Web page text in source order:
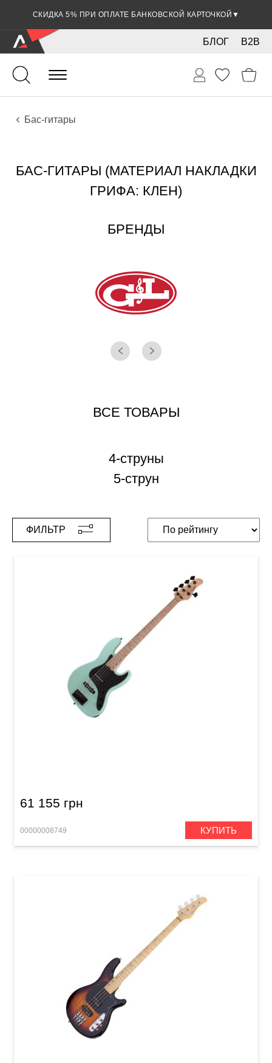
СКИДКА 5% ПРИ ОПЛАТЕ БАНКОВСКОЙ КАРТОЧКОЙ ▼
B2B
БЛОГ
Гитары
Электро инструменты
Инструменты
Бас-гитары
БАС-ГИТАРЫ (МАТЕРИАЛ НАКЛАДКИ
ГРИФА: КЛЕН)
БРЕНДЫ
ВСЕ ТОВАРЫ
4-струны
5-струн
ФИЛЬТР
61 155 грн
00000008749 КУПИТЬ